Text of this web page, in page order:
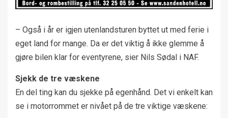
– Også i år er igjen utenlandsturen byttet ut med ferie i
eget land for mange. Da er det viktig å ikke glemme å
gjøre bilen klar for eventyrene, sier Nils Sødal i NAF.
Sjekk de tre væskene
En del ting kan du sjekke på egenhånd. Det vi enkelt kan
se i motorrommet er nivået på de tre viktige væskene: